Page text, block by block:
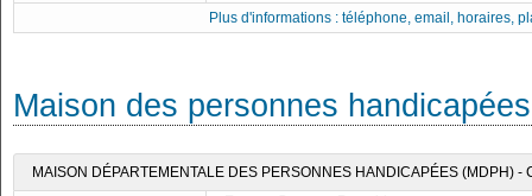
Plus d'informations : téléphone, email, horaires,
Maison des personnes
MAISON DÉPARTEMENTALE DES PERSONNES HANDICAPÉES (MDPH) -